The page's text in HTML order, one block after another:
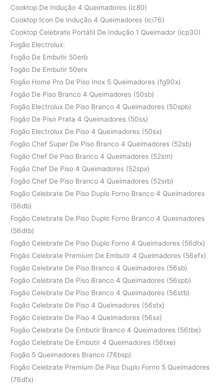
Cooktop De Indução 4 Queimadores (ic80)
Cooktop Icon De Indução 4 Queimadores (ici76)
Cooktop Celebrate Portátil De Indução 1 Queimador (icp30)
Fogão Electrolux:
Fogão De Embutir 50erb
Fogão De Embutir 50erx
Fogão Home Pro De Piso Inox 5 Queimadores (fg90x)
Fogão De Piso Branco 4 Queimadores (50sb)
Fogão Electrolux De Piso Branco 4 Queimadores (50spb)
Fogão De Piso Prata 4 Queimadores (50ss)
Fogão Electrolux De Piso 4 Queimadores (50sx)
Fogão Chef Super De Piso Branco 4 Queimadores (52sb)
Fogão Chef De Piso Branco 4 Queimadores (52sm)
Fogão Chef De Piso 4 Queimadores (52spx)
Fogão Chef De Piso Branco 4 Queimadores (52srb)
Fogão Celebrate De Piso Duplo Forno Branco 4 Queimadores
(56db)
Fogão Celebrate De Piso Duplo Forno Branco 4 Queimadores
(56dtb)
Fogão Celebrate De Piso Duplo Forno 4 Queimadores (56dtx)
Fogão Celebrate Premium De Embutir 4 Queimadores (56efx)
Fogão Celebrate De Piso Branco 4 Queimadores (56sb)
Fogão Celebrate De Piso Branco 4 Queimadores (56spb)
Fogão Celebrate De Piso Branco 4 Queimadores (56stb)
Fogão Celebrate De Piso 4 Queimadores (56stx)
Fogão Celebrate De Piso 4 Queimadores (56sx)
Fogão Celebrate De Embutir Branco 4 Queimadores (56tbe)
Fogão Celebrate De Embutir 4 Queimadores (56txe)
Fogão 5 Queimadores Branco (76bsp)
Fogão Celebrate Premium De Piso Duplo Forno 5 Queimadores
(76dfx)